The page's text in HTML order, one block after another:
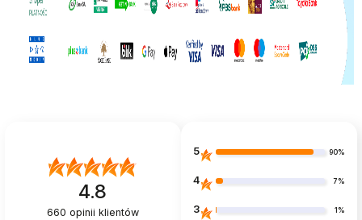
4.8
660 opinii klientów
5 90%
4 7%
3 1%